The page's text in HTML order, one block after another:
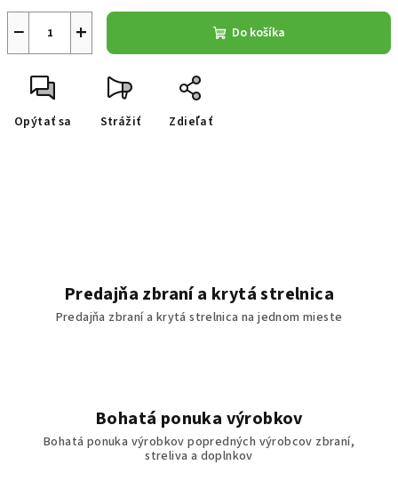
+
− Do košíka
Opýtať sa Strážiť Zdieľať
Predajňa zbraní a krytá strelnica
Predajňa zbraní a krytá strelnica na jednom mieste
Bohatá ponuka výrobkov
Bohatá ponuka výrobkov popredných výrobcov zbraní,
streliva a doplnkov